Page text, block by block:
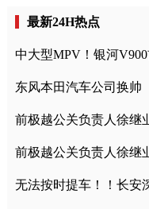
最新24H热点
中大型MPV！银河
东风本田汽车公司换帅
前极越公关负责人徐继
前极越公关负责人徐继
无法按时提车！！长安